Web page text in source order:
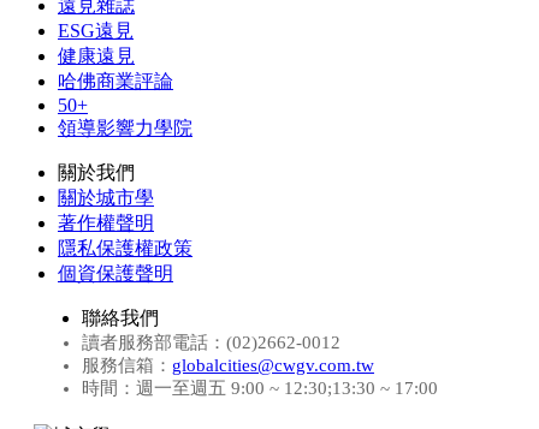
遠見雜誌
ESG遠見
健康遠見
哈佛商業評論
50+
領導影響力學院
關於我們
關於城市學
著作權聲明
隱私保護權政策
個資保護聲明
聯絡我們
讀者服務部電話：(02)2662-0012
服務信箱： globalcities@cwgv.com.tw
時間：週一至週五 9:00 ~ 12:30;13:30 ~ 17:00